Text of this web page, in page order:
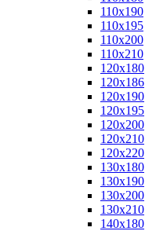
110x190
110x195
110x200
110x210
120x180
120x186
120x190
120x195
120x200
120x210
120x220
130x180
130x190
130x200
130x210
140x180